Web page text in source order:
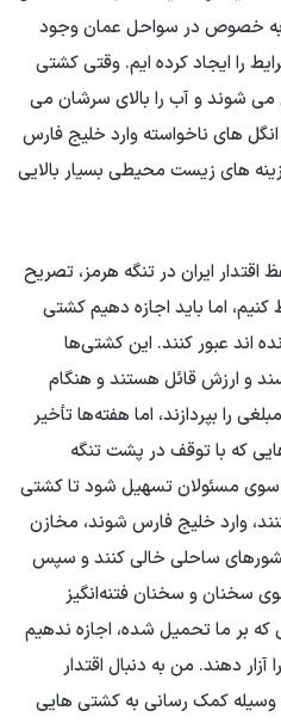
خصوص در سواحل عمان وجود
را ایجاد کرده ایم. وقتی کشتی
می شوند و آب را بالای سرشان می
انگل های ناخواسته وارد خلیج فارس
های زیست محیطی بسیار بالایی
اقتدار ایران در تنگه هرمز، تصریح
کنیم، اما باید اجازه دهیم کشتی
اند عبور کنند. این کشتی‌ها
و ارزش قائل هستند و هنگام
را بپردازند، اما هفته‌ها تأخیر
که با توقف در پشت تنگه
سوی مسئولان تسهیل شود تا کشتی
وارد خلیج فارس شوند، مخازن
ساحلی خالی کنند و سپس
سخنان و سخنان فتنه‌انگیز
بر ما تحمیل شده، اجازه ندهیم
دهند. من به دنبال اقتدار
وسیله کمک رسانی به کشتی هایی